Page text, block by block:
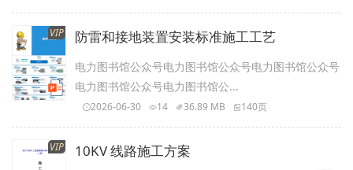
VIP 防雷和接地装置安装标准施工工艺
电力图书馆公众号电力图书馆公众号电力图书馆公众号
电力图书馆公众号电力图书馆公...
2026-06-30 14 36.89 MB 140页
VIP 10KV 线路施工方案